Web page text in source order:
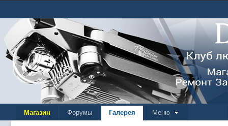
Магазин Форумы Галерея Меню